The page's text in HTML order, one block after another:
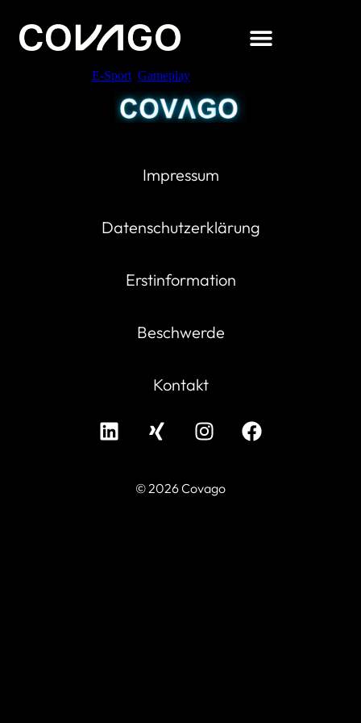
E-Sport Gameplay
Impressum
Datenschutzerklärung
Erstinformation
Beschwerde
Kontakt
© 2026 Covago